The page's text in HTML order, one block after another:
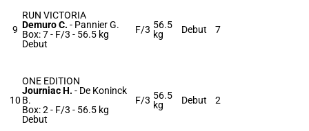
9
RUN VICTORIA
Demuro C. - Pannier G.
Box: 7 - F/3 - 56.5 kg
Debut
F/3 56.5
kg
Debut 7
10
ONE EDITION
Journiac H. - De Koninck
B.
Box: 2 - F/3 - 56.5 kg
Debut
F/3 56.5
kg
Debut 2